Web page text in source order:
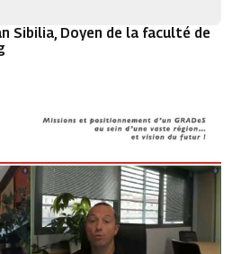
Sibilia, Doyen de la faculté de